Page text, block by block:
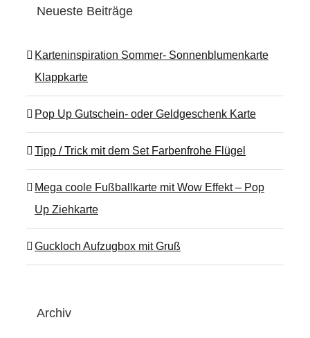
Neueste Beiträge
Karteninspiration Sommer- Sonnenblumenkarte
Klappkarte
Pop Up Gutschein- oder Geldgeschenk Karte
Tipp / Trick mit dem Set Farbenfrohe Flügel
Mega coole Fußballkarte mit Wow Effekt – Pop
Up Ziehkarte
Guckloch Aufzugbox mit Gruß
Archiv